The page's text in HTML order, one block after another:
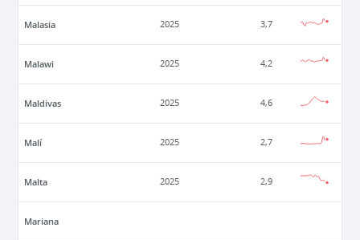
Malasia 2025 3,7
Malawi 2025 4,2
Maldivas 2025 4,6
Malí 2025 2,7
Malta 2025 2,9
Mariana